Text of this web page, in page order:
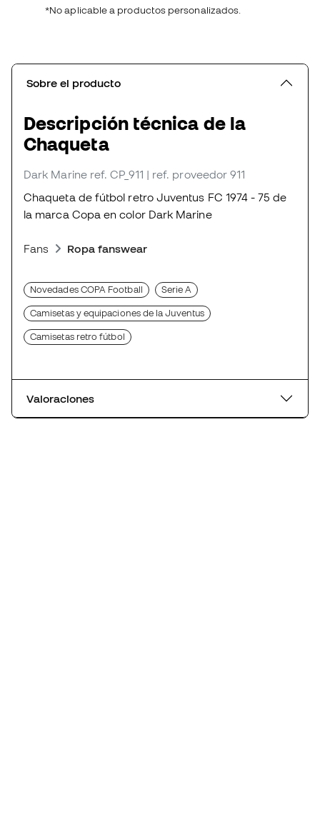
*No aplicable a productos personalizados.
Sobre el producto
Descripción técnica de la
Chaqueta
Dark Marine ref. CP_911 | ref. proveedor 911
Chaqueta de fútbol retro Juventus FC 1974 - 75 de
la marca Copa en color Dark Marine
Fans Ropa fanswear
Novedades COPA Football Serie A
Camisetas y equipaciones de la Juventus
Camisetas retro fútbol
Valoraciones